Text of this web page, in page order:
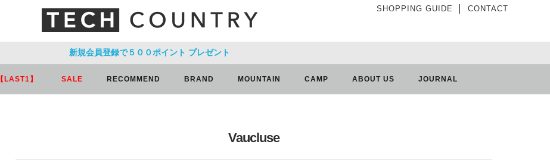
SHOPPING GUIDE CONTACT
新規会員登録で５００ポイント プレゼント
【LAST1】 SALE RECOMMEND BRAND MOUNTAIN CAMP ABOUT US JOURNAL
Vaucluse